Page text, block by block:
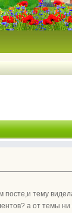
посте,и тему
а от темы